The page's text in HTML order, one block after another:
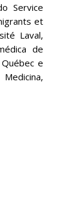
Service
et
Laval,
de
e